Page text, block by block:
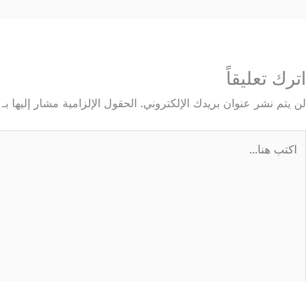
اترك تعليقاً
لن يتم نشر عنوان بريدك الإلكتروني. الحقول الإلزامية مشار إليها بـ